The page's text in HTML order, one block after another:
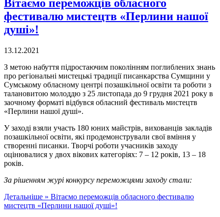
Вітаємо переможців обласного
фестивалю мистецтв «Перлини нашої
душі»!
13.12.2021
З метою набуття підростаючим поколінням поглиблених знань
про регіональні мистецькі традиції писанкарства Сумщини у
Сумському обласному центрі позашкільної освіти та роботи з
талановитою молоддю з 25 листопада до 9 грудня 2021 року в
заочному форматі відбувся обласний фестиваль мистецтв
«Перлини нашої душі».
У заході взяли участь 180 юних майстрів, вихованців закладів
позашкільної освіти, які продемонстрували свої вміння у
створенні писанки. Творчі роботи учасників заходу
оцінювалися у двох вікових категоріях: 7 – 12 років, 13 – 18
років.
За рішенням журі конкурсу переможцями заходу стали:
Детальніше » Вітаємо переможців обласного фестивалю
мистецтв «Перлини нашої душі»!